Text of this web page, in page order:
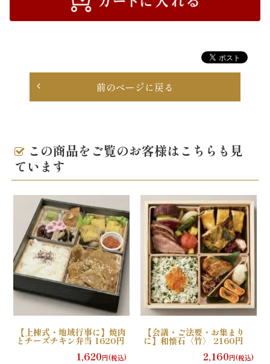
一
覧
客
様
の
声
お
知
ら
せ
前のページに戻る
この商品をご覧のお客様はこちらも見
ています
【上棟式・地域行事に】焼肉
とチーズチキン弁当 1620円
1,620円(税込)
【会議・ご法要・お集まり
に】和懐石〈竹〉 2160円
2,160円(税込)